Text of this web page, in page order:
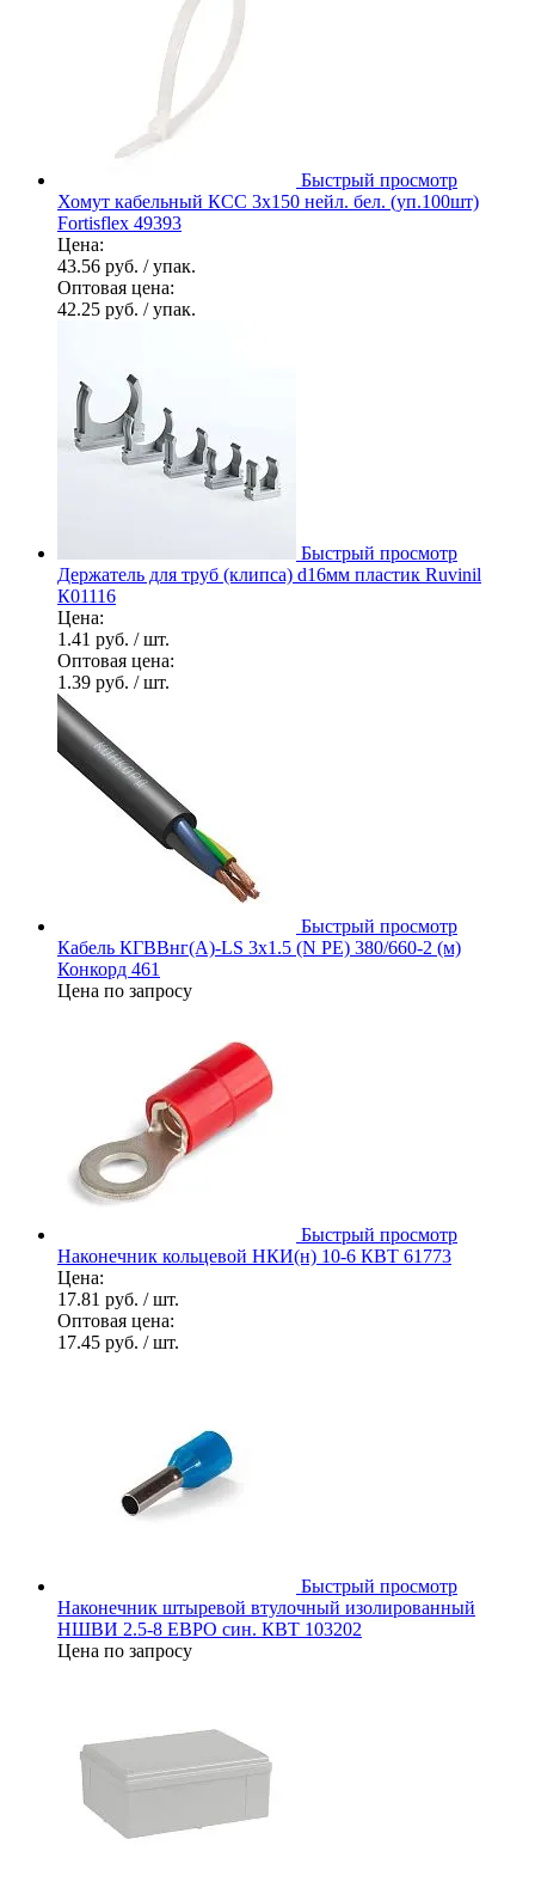
Быстрый просмотр
Хомут кабельный КСС 3х150 нейл. бел. (уп.100шт)
Fortisflex 49393
Цена:
43.56 руб. / упак.
Оптовая цена:
42.25 руб. / упак.
Быстрый просмотр
Держатель для труб (клипса) d16мм пластик Ruvinil
К01116
Цена:
1.41 руб. / шт.
Оптовая цена:
1.39 руб. / шт.
Быстрый просмотр
Кабель КГВВнг(А)-LS 3х1.5 (N PE) 380/660-2 (м)
Конкорд 461
Цена по запросу
Быстрый просмотр
Наконечник кольцевой НКИ(н) 10-6 КВТ 61773
Цена:
17.81 руб. / шт.
Оптовая цена:
17.45 руб. / шт.
Быстрый просмотр
Наконечник штыревой втулочный изолированный
НШВИ 2.5-8 ЕВРО син. КВТ 103202
Цена по запросу